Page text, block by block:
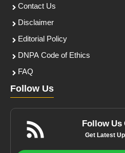
Contact Us
Disclaimer
Editorial Policy
DNPA Code of Ethics
FAQ
Follow Us
Follow Us
Get Latest